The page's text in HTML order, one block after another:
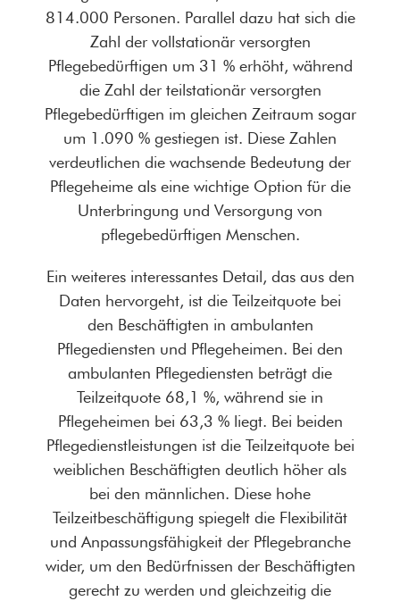
814.000 Personen. Parallel dazu hat sich die
Zahl der vollstationär versorgten
Pflegebedürftigen um 31 % erhöht, während
die Zahl der teilstationär versorgten
Pflegebedürftigen im gleichen Zeitraum sogar
um 1.090 % gestiegen ist. Diese Zahlen
verdeutlichen die wachsende Bedeutung der
Pflegeheime als eine wichtige Option für die
Unterbringung und Versorgung von
pflegebedürftigen Menschen.
Ein weiteres interessantes Detail, das aus den
Daten hervorgeht, ist die Teilzeitquote bei
den Beschäftigten in ambulanten
Pflegediensten und Pflegeheimen. Bei den
ambulanten Pflegediensten beträgt die
Teilzeitquote 68,1 %, während sie in
Pflegeheimen bei 63,3 % liegt. Bei beiden
Pflegedienstleistungen ist die Teilzeitquote bei
weiblichen Beschäftigten deutlich höher als
bei den männlichen. Diese hohe
Teilzeitbeschäftigung spiegelt die Flexibilität
und Anpassungsfähigkeit der Pflegebranche
wider, um den Bedürfnissen der Beschäftigten
gerecht zu werden und gleichzeitig die